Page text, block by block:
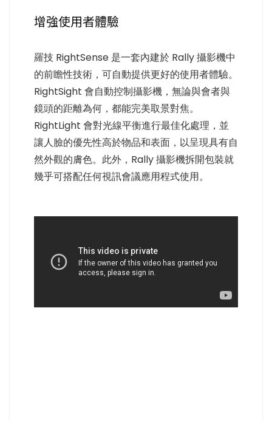
增強使用者體驗
羅技 RightSense 是一套內建於 Rally 攝影機中
的前瞻性技術，可自動提供更好的使用者體驗。
RightSight 會自動控制攝影機，無論與會者與
鏡頭的距離為何，都能完美取景對焦。
RightLight 會對光線平衡進行最佳化處理，並
讓人臉的優先性高於物品和表面，以呈現具有自
然外觀的膚色。此外，Rally 攝影機拆開包裝就
幾乎可搭配任何視訊會議應用程式使用。